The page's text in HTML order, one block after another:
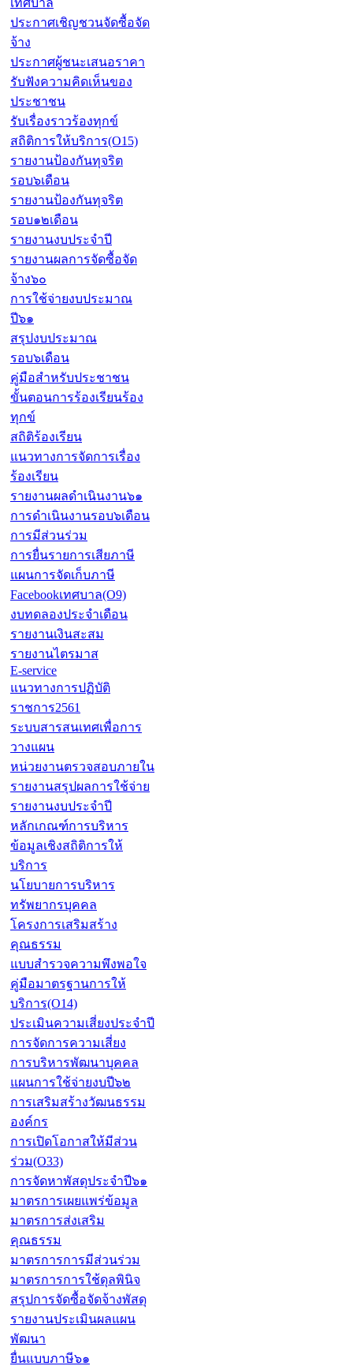
เทศบาล
ประกาศเชิญชวนจัดซื้อจัด
จ้าง
ประกาศผู้ชนะเสนอราคา
รับฟังความคิดเห็นของ
ประชาชน
รับเรื่องราวร้องทุกข์
สถิติการให้บริการ(O15)
รายงานป้องกันทุจริต
รอบ๖เดือน
รายงานป้องกันทุจริต
รอบ๑๒เดือน
รายงานงบประจำปี
รายงานผลการจัดซื้อจัด
จ้าง๖๐
การใช้จ่ายงบประมาณ
ปี๖๑
สรุปงบประมาณ
รอบ๖เดือน
คู่มือสำหรับประชาชน
ขั้นตอนการร้องเรียนร้อง
ทุกข์
สถิติร้องเรียน
แนวทางการจัดการเรื่อง
ร้องเรียน
รายงานผลดำเนินงาน๖๑
การดำเนินงานรอบ๖เดือน
การมีส่วนร่วม
การยื่นรายการเสียภาษี
แผนการจัดเก็บภาษี
Facebookเทศบาล(O9)
งบทดลองประจำเดือน
รายงานเงินสะสม
รายงานไตรมาส
E-service
แนวทางการปฏิบัติ
ราชการ2561
ระบบสารสนเทศเพื่อการ
วางแผน
หน่วยงานตรวจสอบภายใน
รายงานสรุปผลการใช้จ่าย
รายงานงบประจำปี
หลักเกณฑ์การบริหาร
ข้อมูลเชิงสถิติการให้
บริการ
นโยบายการบริหาร
ทรัพยากรบุคคล
โครงการเสริมสร้าง
คุณธรรม
แบบสำรวจความพึงพอใจ
คู่มือมาตรฐานการให้
บริการ(O14)
ประเมินความเสี่ยงประจำปี
การจัดการความเสี่ยง
การบริหารพัฒนาบุคคล
แผนการใช้จ่ายงบปี๖๒
การเสริมสร้างวัฒนธรรม
องค์กร
การเปิดโอกาสให้มีส่วน
ร่วม(O33)
การจัดหาพัสดุประจำปี๖๑
มาตรการเผยแพร่ข้อมูล
มาตรการส่งเสริม
คุณธรรม
มาตรการการมีส่วนร่วม
มาตรการการใช้ดุลพินิจ
สรุปการจัดซื้อจัดจ้างพัสดุ
รายงานประเมินผลแผน
พัฒนา
ยื่นแบบภาษี๖๑